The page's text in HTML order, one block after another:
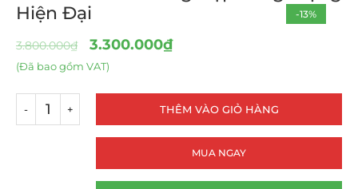
-13%
Hiện Đại
3.800.000₫ 3.300.000₫
(Đã bao gồm VAT)
THÊM VÀO GIỎ HÀNG
MUA NGAY